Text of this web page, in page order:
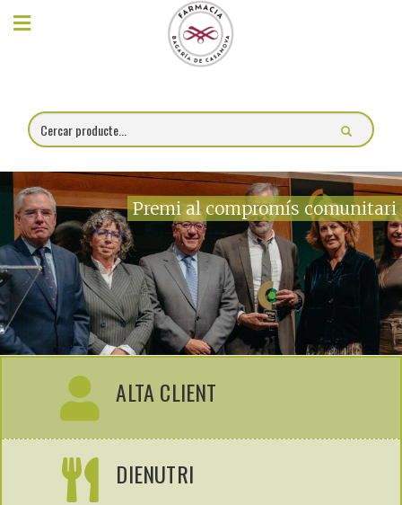
×
online
Farmàcia
Blog
Xerrades
Promocions
Encárrec
fórmules
Premi al compromís comunitari
ALTA CLIENT
DIENUTRI